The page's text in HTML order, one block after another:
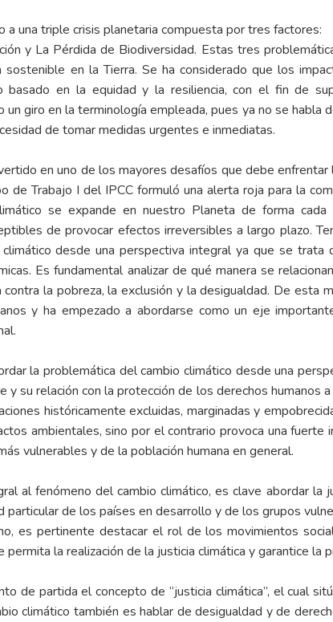
a una triple crisis planetaria compuesta por tres factores:
y La Pérdida de Biodiversidad. Estas tres
sostenible en la Tierra. Se ha considerado que los
basado en la equidad y la resiliencia, con el fin de
giro en la terminología empleada, pues ya no se habla
de tomar medidas urgentes e inmediatas.
en uno de los mayores desafíos que debe
Trabajo I del IPCC formuló una alerta roja para la
se expande en nuestro Planeta de forma
de provocar efectos irreversibles a largo plazo.
desde una perspectiva integral ya que se
Es fundamental analizar de qué manera se
la pobreza, la exclusión y la desigualdad. De esta
y ha empezado a abordarse como un eje
la problemática del cambio climático desde una
y su relación con la protección de los derechos humanos
históricamente excluidas, marginadas y
ambientales, sino por el contrario provoca una fuerte
vulnerables y de la población humana en general.
al fenómeno del cambio climático, es clave abordar
particular de los países en desarrollo y de los grupos
es pertinente destacar el rol de los movimientos
la realización de la justicia climática y garantice la
de partida el concepto de “justicia climática”, el cual
climático también es hablar de desigualdad y de